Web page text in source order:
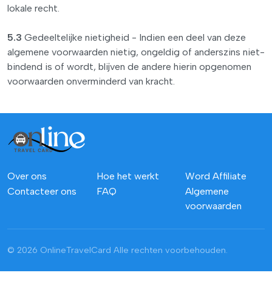
lokale recht.
5.3 Gedeeltelijke nietigheid - Indien een deel van deze
algemene voorwaarden nietig, ongeldig of anderszins niet-
bindend is of wordt, blijven de andere hierin opgenomen
voorwaarden onverminderd van kracht.
Over ons
Contacteer ons
Hoe het werkt
FAQ
Word Affiliate
Algemene
voorwaarden
© 2026 OnlineTravelCard Alle rechten voorbehouden.